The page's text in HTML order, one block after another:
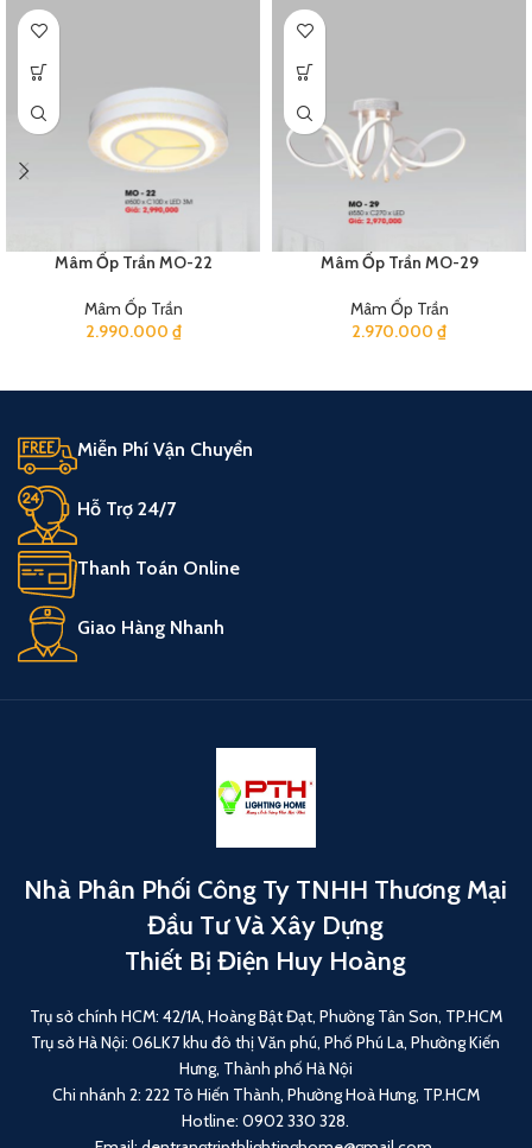
Mâm Ốp Trần MO-22
Mâm Ốp Trần
2.990.000 ₫
Mâm Ốp Trần MO-29
Mâm Ốp Trần
2.970.000 ₫
Miễn Phí Vận Chuyển
Hỗ Trợ 24/7
Thanh Toán Online
Giao Hàng Nhanh
Nhà Phân Phối Công Ty TNHH Thương Mại
Đầu Tư Và Xây Dựng
Thiết Bị Điện Huy Hoàng
Trụ sở chính HCM: 42/1A, Hoàng Bật Đạt, Phường Tân Sơn, TP.HCM
Trụ sở Hà Nội: 06LK7 khu đô thị Văn phú, Phố Phú La, Phường Kiến
Hưng, Thành phố Hà Nội
Chi nhánh 2: 222 Tô Hiến Thành, Phường Hoà Hưng, TP.HCM
Hotline: 0902 330 328.